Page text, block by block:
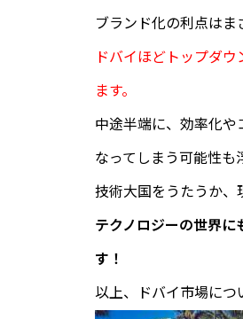
ブランド化の利点はま
ドバイほどトップダ
ます。
中途半端に、効率化や
なってしまう可能性も
技術大国をうたうか、
テクノロジーの世界に
す！
以上、ドバイ市場につ